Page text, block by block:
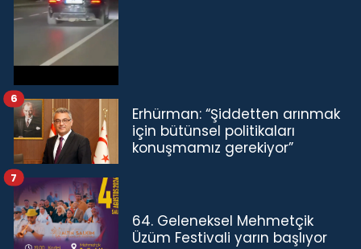
Erhürman: “Şiddetten arınmak
için bütünsel politikaları
konuşmamız gerekiyor”
6
64. Geleneksel Mehmetçik
Üzüm Festivali yarın başlıyor
7